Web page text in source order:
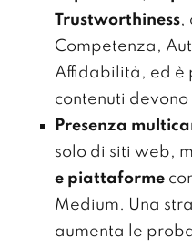
Trustworthiness,
Competenza,
Affidabilità, ed è
contenuti
Presenza
solo di siti web,
e piattaforme
Medium. Una
aumenta le